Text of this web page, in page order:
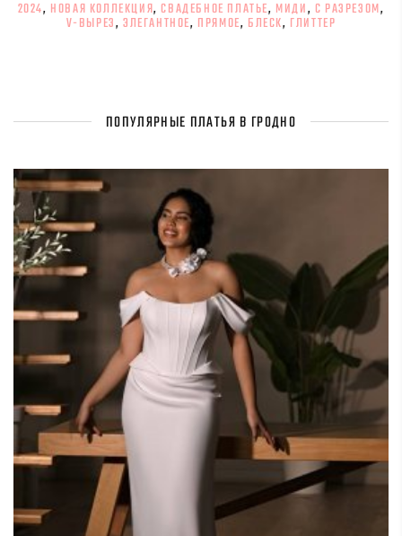
2024, НОВАЯ КОЛЛЕКЦИЯ, СВАДЕБНОЕ ПЛАТЬЕ, МИДИ , С РАЗРЕЗОМ ,
V-ВЫРЕЗ, ЭЛЕГАНТНОЕ, ПРЯМОЕ, БЛЕСК, ГЛИТТЕР
ПОПУЛЯРНЫЕ ПЛАТЬЯ В ГРОДНО